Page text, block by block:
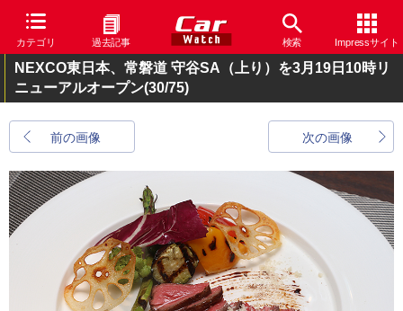
カテゴリ 過去記事 検索 Impressサイト
NEXCO東日本、常磐道 守谷SA（上り）を3月19日10時リ
ニューアルオープン(30/75)
前の画像 次の画像